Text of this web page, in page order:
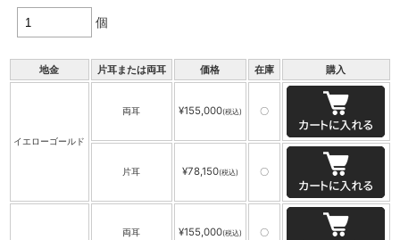
個
地金 片耳または両耳 価格 在庫 購入
イエローゴールド
両耳 ¥155,000(税込) 〇
片耳 ¥78,150(税込) 〇
両耳 ¥155,000(税込) 〇